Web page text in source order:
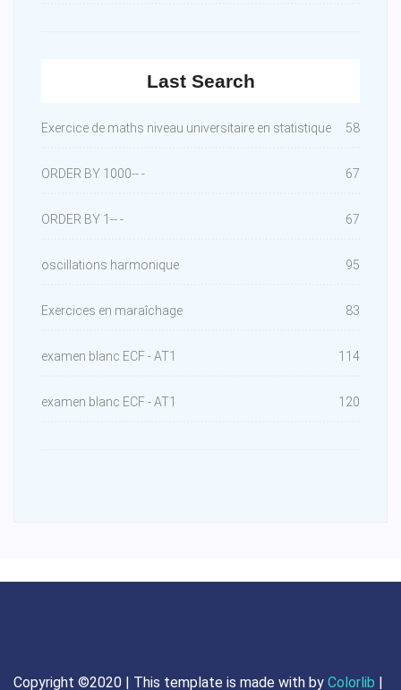
Last Search
Exercice de maths niveau universitaire en statistique 58
ORDER BY 1000-- - 67
ORDER BY 1-- - 67
oscillations harmonique 95
Exercices en maraîchage 83
examen blanc ECF - AT1 114
examen blanc ECF - AT1 120
Copyright ©2020 | This template is made with by Colorlib |